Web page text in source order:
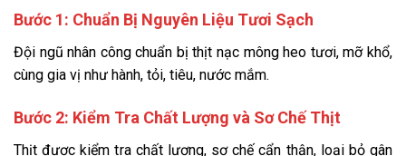
Bước 1: Chuẩn Bị Nguyên Liệu Tươi Sạch
Đội ngũ nhân công chuẩn bị thịt nạc mông heo tươi, mỡ khổ,
cùng gia vị như hành, tỏi, tiêu, nước mắm.
Bước 2: Kiểm Tra Chất Lượng và Sơ Chế Thịt
Thịt được kiểm tra chất lượng, sơ chế cẩn thận, loại bỏ gân